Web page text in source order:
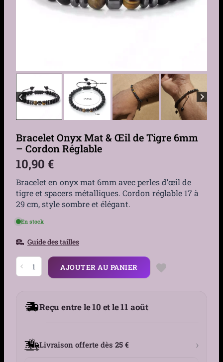
Bracelet Onyx Mat & Œil de Tigre 6mm
– Cordon Réglable
10,90 €
Bracelet en onyx mat 6mm avec perles d’œil de
tigre et spacers métalliques. Cordon réglable 17 à
29 cm, style sombre et élégant.
En stock
Guide des tailles
quantité
de
Bracelet
Cordon
AJOUTER AU PANIER
Reçu entre le 10 et le 11 août
Livraison offerte dès 25 € ›